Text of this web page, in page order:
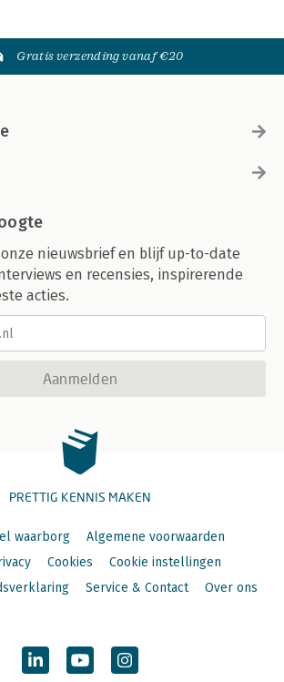
Gratis verzending vanaf €20
nieuwsbrief en blijf up-to-date
en recensies, inspirerende
acties.
Aanmelden
PRETTIG KENNIS MAKEN
waarborg
Algemene voorwaarden
Cookies
Cookie instellingen
Service & Contact Over ons